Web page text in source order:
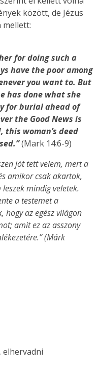
között, de Jézus
for doing such a
have the poor among
you want to. But
has done what she
for burial ahead of
the Good News is
woman’s deed
(Mark 14:6-9)
jót tett velem, mert a
amikor csak akartok,
mindig veletek.
a testemet a
hogy az egész világon
amit ez az asszony
(Márk
elhervadni